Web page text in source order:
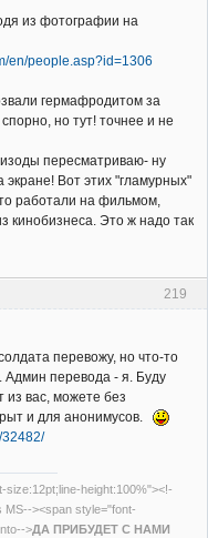
из фотографии на
en/people.asp?id=1306
гермафродитом за
но тут! точнее и не
пересматриваю- ну
экране! Вот этих "гламурных"
работали на фильмом,
кинобизнеса. Это ж надо так
219
перевожу, но что-то
Админ перевода - я. Буду
из вас, можете без
и для анонимусов.
32482/
height:100%"><!-
><span style="font-
>ДА ПРИБУДЕТ С НАМИ